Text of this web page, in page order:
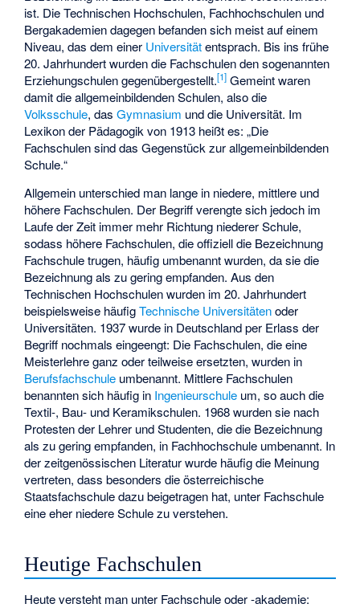
ist. Die Technischen Hochschulen, Fachhochschulen und
Bergakademien dagegen befanden sich meist auf einem
Niveau, das dem einer Universitätentsprach. Bis ins frühe
20. Jahrhundert wurden die Fachschulen den sogenannten
Erziehungschulengegenübergestellt.[1] Gemeint waren
damit die allgemeinbildenden Schulen, also die
Volksschule, dasGymnasium und die Universität. Im
Lexikon der Pädagogik von 1913 heißt es: „Die
Fachschulen sind das Gegenstück zur allgemeinbildenden
Schule.“
Allgemein unterschied man lange in niedere, mittlere und
höhere Fachschulen. Der Begriff verengte sich jedoch im
Laufe der Zeit immer mehr Richtung niederer Schule,
sodass höhere Fachschulen, die offiziell die Bezeichnung
Fachschule trugen, häufig umbenannt wurden, da sie die
Bezeichnung als zu gering empfanden. Aus den
Technischen Hochschulen wurden im 20. Jahrhundert
beispielsweise häufigTechnische Universitätenoder
Universitäten. 1937 wurde in Deutschland per Erlass der
Begriff nochmals eingeengt: Die Fachschulen, die eine
Meisterlehre ganz oder teilweise ersetzten, wurden in
Berufsfachschule umbenannt. Mittlere Fachschulen
benannten sich häufig in Ingenieurschule um, so auch die
Textil-, Bau- und Keramikschulen. 1968 wurden sie nach
Protesten der Lehrer und Studenten, die die Bezeichnung
als zu gering empfanden, in Fachhochschule umbenannt. In
der zeitgenössischen Literatur wurde häufig die Meinung
vertreten, dass besonders die österreichische
Staatsfachschuledazu beigetragen hat, unter Fachschule
eine eher niedere Schule zu verstehen.
Heutige Fachschulen
Heute versteht man unter Fachschule oder -akademie: